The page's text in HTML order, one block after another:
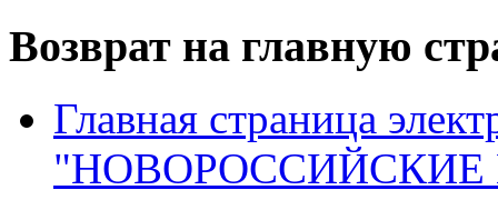
Возврат на главную
Главная страница
"НОВОРОССИЙСКИЕ